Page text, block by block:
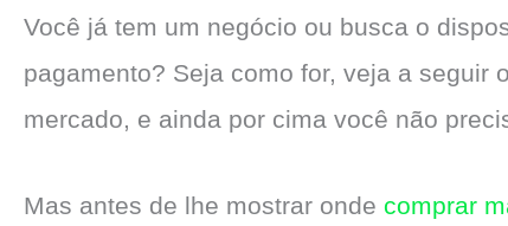
Você já tem um negócio ou busca o
pagamento? Seja como for, veja a seguir
mercado, e ainda por cima você não
Mas antes de lhe mostrar onde comprar